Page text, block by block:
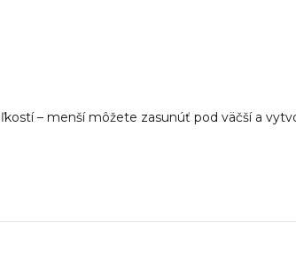
– menší môžete zasunúť pod väčší a